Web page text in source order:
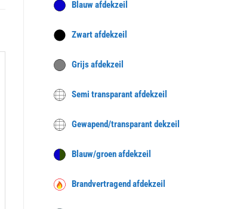
Blauw afdekzeil
Zwart afdekzeil
Grijs afdekzeil
Semi transparant afdekzeil
Gewapend/transparant dekzeil
Blauw/groen afdekzeil
Brandvertragend afdekzeil